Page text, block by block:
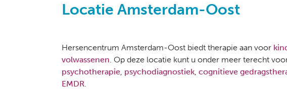
Locatie Amsterdam-Oost
Hersencentrum Amsterdam-Oost biedt therapie aan voor
volwassenen. Op deze locatie kunt u onder meer terecht
psychotherapie, psychodiagnostiek, cognitieve
EMDR.